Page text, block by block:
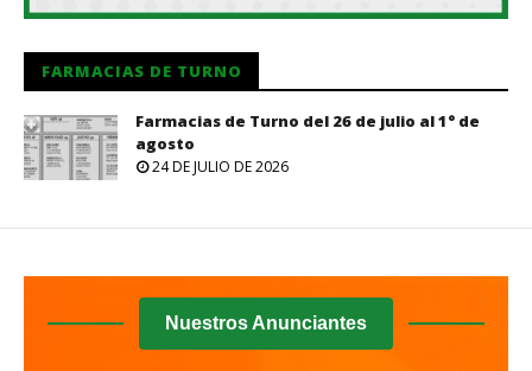
FARMACIAS DE TURNO
Farmacias de Turno del 26 de julio al 1° de
agosto
24 DE JULIO DE 2026
Nuestros Anunciantes